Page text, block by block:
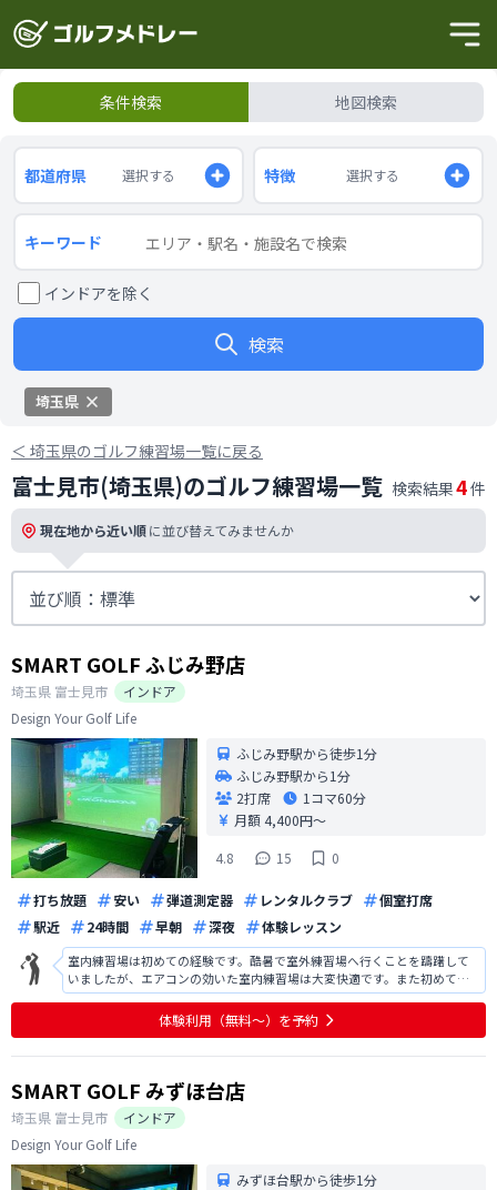
条件検索 地図検索
都道府県 選択する 特徴 選択する
キーワード
インドアを除く
検索
埼玉県
＜ 埼玉県のゴルフ練習場一覧に戻る
富士見市(埼玉県)のゴルフ練習場一覧 検索結果4件
現在地から近い順に並び替えてみませんか
SMART GOLF ふじみ野店
埼玉県 富士見市
インドア
Design Your Golf Life
ふじみ野駅から徒歩1分
ふじみ野駅から1分
2打席
1コマ60分
月額 4,400円〜
4.8
15 0
打ち放題 安い 弾道測定器 レンタルクラブ
個室打席
駅近
24時間 早朝 深夜 体験レッスン
室内練習場は初めての経験です。酷暑で室外練習場へ行くことを躊躇して
いましたが、エアコンの効いた室内練習場は大変快適です。また初めて自
分のスイングの画像分析、そして弾道測定による客観的な数値は大変役に
立ち、練習へのモチベーションを上げてくれます。改善を望むとすれば、
せっかくの数値を手元に残るようにでき
体験利用（無料〜）を予約
SMART GOLF みずほ台店
埼玉県 富士見市
インドア
Design Your Golf Life
みずほ台駅から徒歩1分